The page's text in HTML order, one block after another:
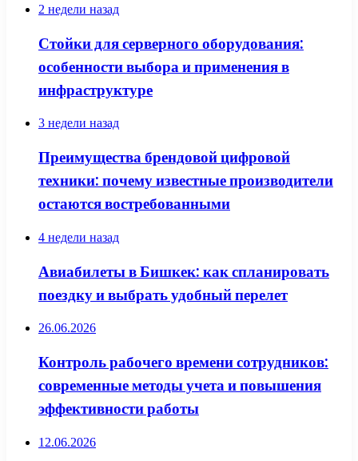
2 недели назад
Стойки для серверного оборудования:
особенности выбора и применения в
инфраструктуре
3 недели назад
Преимущества брендовой цифровой
техники: почему известные производители
остаются востребованными
4 недели назад
Авиабилеты в Бишкек: как спланировать
поездку и выбрать удобный перелет
26.06.2026
Контроль рабочего времени сотрудников:
современные методы учета и повышения
эффективности работы
12.06.2026